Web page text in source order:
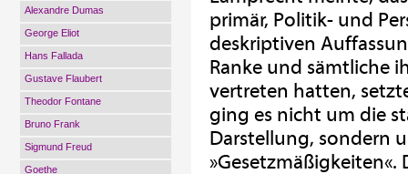
Alexandre Dumas
George Eliot
Hans Fallada
Gustave Flaubert
Theodor Fontane
Bruno Frank
Sigmund Freud
Goethe
primär, Politik- und
deskriptiven
Ranke und sämtliche
vertreten hatten,
ging es nicht um die
Darstellung, sondern